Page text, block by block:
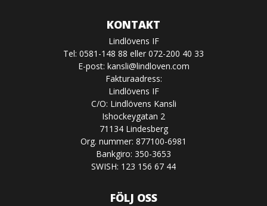
KONTAKT
Lindlövens IF
Tel: 0581-148 88 eller 072-200 40 33
E-post: kansli@lindloven.com
Fakturaadress:
Lindlövens IF
C/O: Lindlövens Kansli
Ishockeygatan 2
71134 Lindesberg
Org. nummer: 877100-6981
Bankgiro: 350-3653
SWISH: 123 156 67 44
FÖLJ OSS